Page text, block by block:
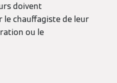
doivent
chauffagiste de leur
ou le